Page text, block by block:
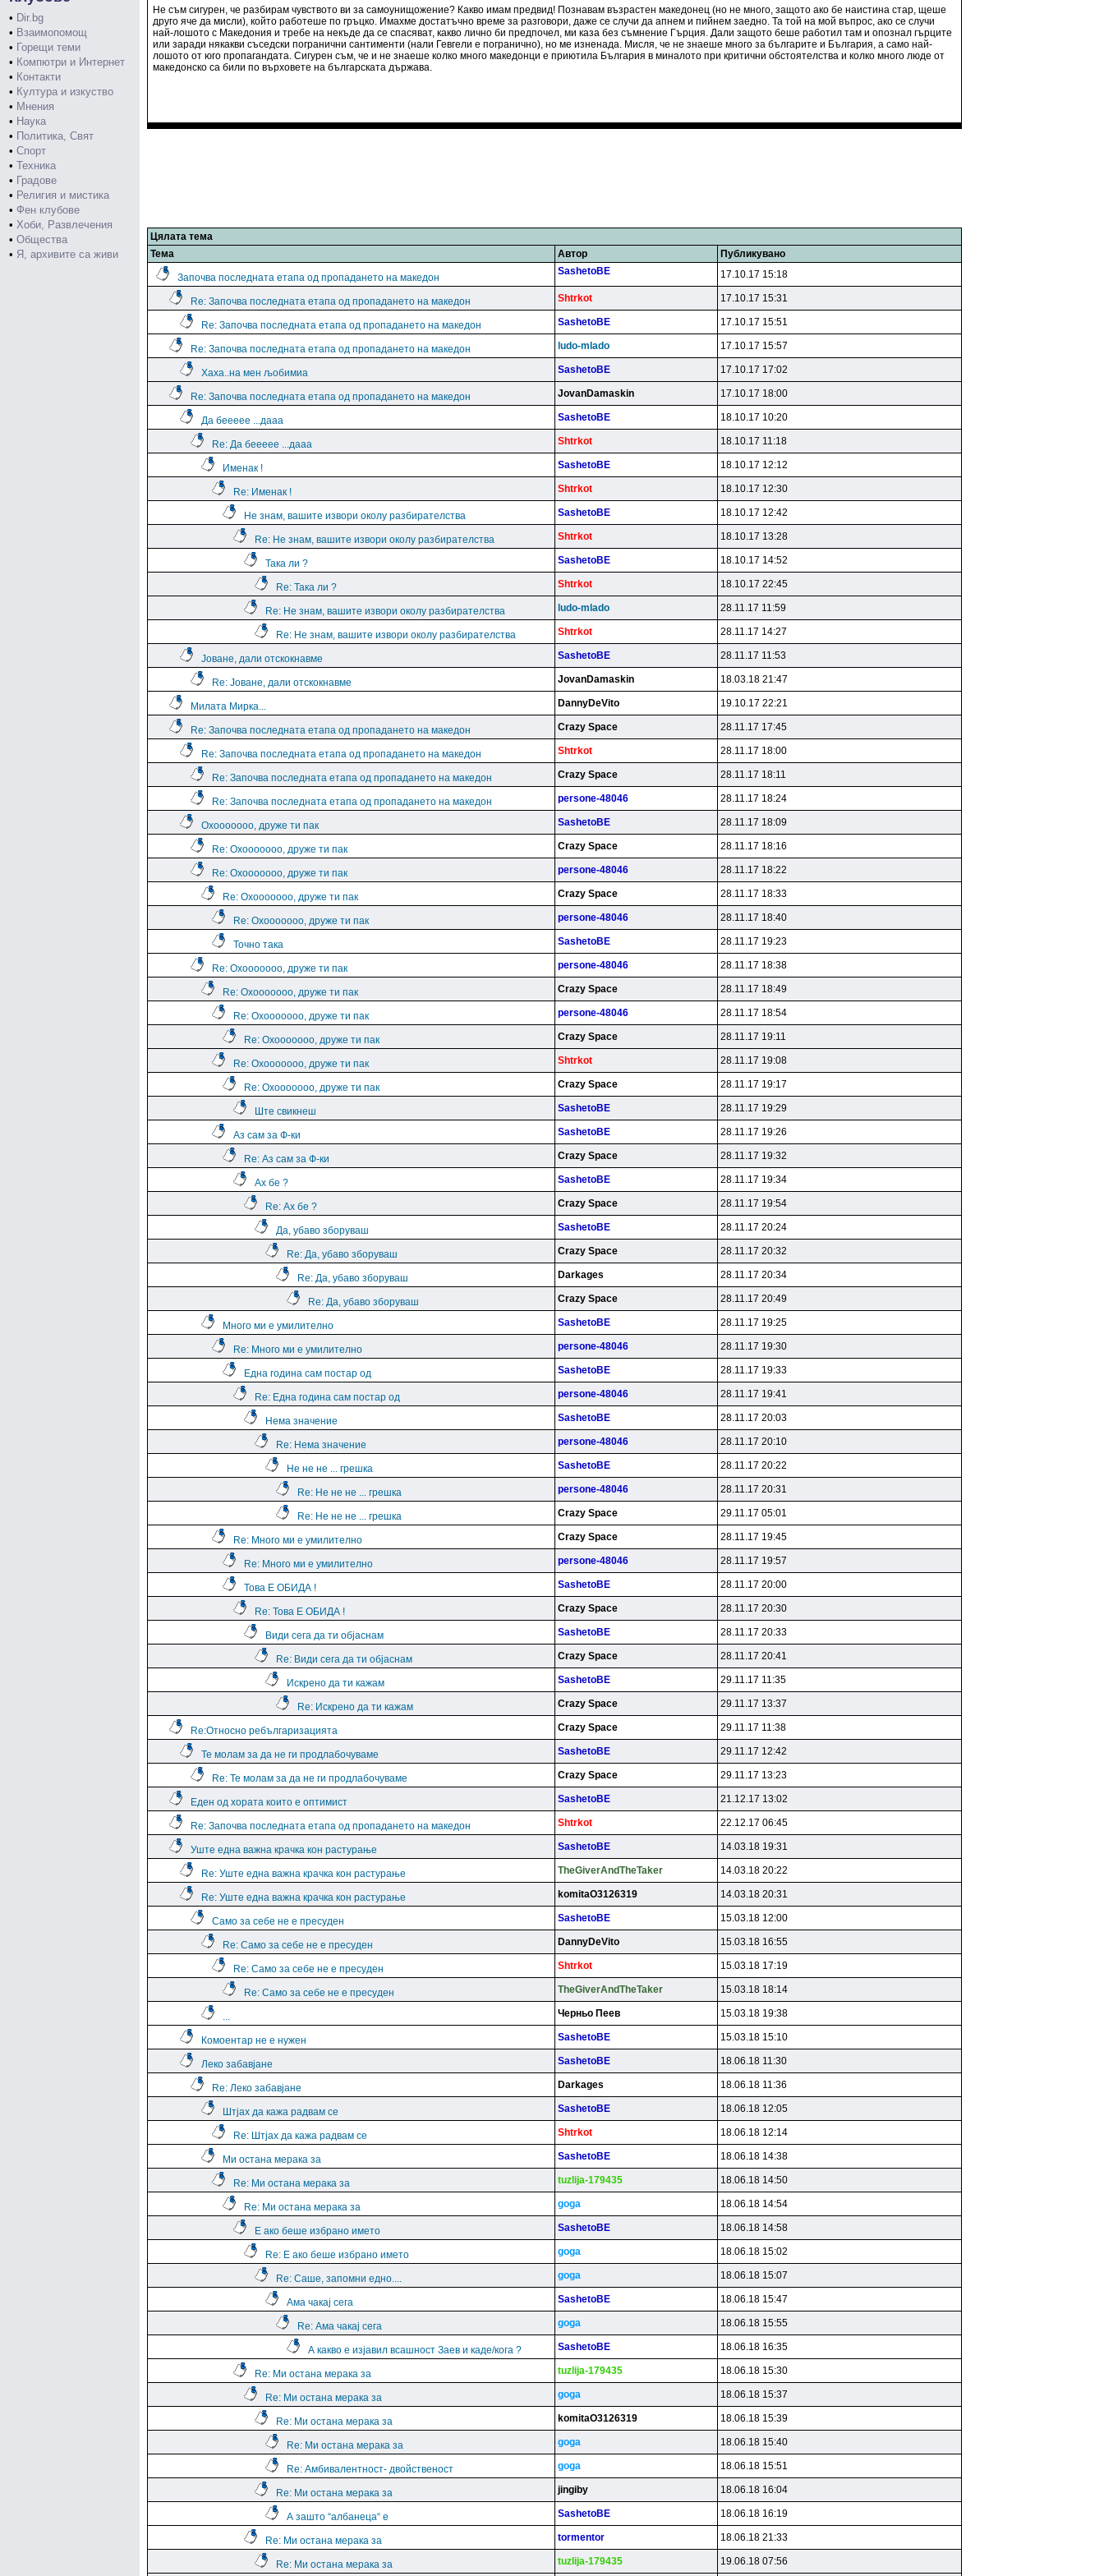
• Dir.bg
• Взаимопомощ
• Горещи теми
• Компютри и Интернет
• Контакти
• Култура и изкуство
• Мнения
• Наука
• Политика, Свят
• Спорт
• Техника
• Градове
• Религия и мистика
• Фен клубове
• Хоби, Развлечения
• Общества
• Я, архивите са живи
Не съм сигурен, че разбирам чувството ви за самоунищожение? Какво имам предвид! Познавам възрастен македонец (но не много, защото ако бе наистина стар, щеше
друго яче да мисли), който работеше по гръцко. Имахме достатъчно време за разговори, даже се случи да апнем и пийнем заедно. Та той на мой въпрос, ако се случи
най-лошото с Македония и требе на некъде да се спасяват, какво лично би предпочел, ми каза без съмнение Гърция. Дали защото беше работил там и опознал гърците
или заради някакви съседски погранични сантименти (нали Гевгели е погранично), но ме изненада. Мисля, че не знаеше много за българите и България, а само най-
лошото от юго пропагандата. Сигурен съм, че и не знаеше колко много македонци е приютила България в миналото при критични обстоятелства и колко много люде от
македонско са били по върховете на българската държава.
Цялата тема
Тема
Автор Публикувано
Започва последната етапа од пропадането на македон
SashetoBE 17.10.17 15:18
Re: Започва последната етапа од пропадането на македон Shtrkot 17.10.17 15:31
Re: Започва последната етапа од пропадането на македон SashetoBE 17.10.17 15:51
Re: Започва последната етапа од пропадането на македон ludo-mlado 17.10.17 15:57
Хаха..на мен љобимиа SashetoBE 17.10.17 17:02
Re: Започва последната етапа од пропадането на македон JovanDamaskin 17.10.17 18:00
Да беееее ...дааа SashetoBE 18.10.17 10:20
Re: Да беееее ...дааа Shtrkot 18.10.17 11:18
Именак ! SashetoBE 18.10.17 12:12
Re: Именак ! Shtrkot 18.10.17 12:30
Не знам, вашите извори околу разбирателства SashetoBE 18.10.17 12:42
Re: Не знам, вашите извори околу разбирателства Shtrkot 18.10.17 13:28
Така ли ? SashetoBE 18.10.17 14:52
Re: Така ли ? Shtrkot 18.10.17 22:45
Re: Не знам, вашите извори околу разбирателства ludo-mlado 28.11.17 11:59
Re: Не знам, вашите извори околу разбирателства Shtrkot 28.11.17 14:27
Јоване, дали отскокнавме SashetoBE 28.11.17 11:53
Re: Јоване, дали отскокнавме JovanDamaskin 18.03.18 21:47
Милата Мирка... DannyDeVito 19.10.17 22:21
Re: Започва последната етапа од пропадането на македон Crazy Space 28.11.17 17:45
Re: Започва последната етапа од пропадането на македон Shtrkot 28.11.17 18:00
Re: Започва последната етапа од пропадането на македон Crazy Space 28.11.17 18:11
Re: Започва последната етапа од пропадането на македон persone-48046 28.11.17 18:24
Охооооооо, друже ти пак SashetoBE 28.11.17 18:09
Re: Охооооооо, друже ти пак Crazy Space 28.11.17 18:16
Re: Охооооооо, друже ти пак persone-48046 28.11.17 18:22
Re: Охооооооо, друже ти пак Crazy Space 28.11.17 18:33
Re: Охооооооо, друже ти пак persone-48046 28.11.17 18:40
Точно така SashetoBE 28.11.17 19:23
Re: Охооооооо, друже ти пак persone-48046 28.11.17 18:38
Re: Охооооооо, друже ти пак Crazy Space 28.11.17 18:49
Re: Охооооооо, друже ти пак persone-48046 28.11.17 18:54
Re: Охооооооо, друже ти пак Crazy Space 28.11.17 19:11
Re: Охооооооо, друже ти пак Shtrkot 28.11.17 19:08
Re: Охооооооо, друже ти пак Crazy Space 28.11.17 19:17
Ште свикнеш SashetoBE 28.11.17 19:29
Аз сам за Ф-ки SashetoBE 28.11.17 19:26
Re: Аз сам за Ф-ки Crazy Space 28.11.17 19:32
Ах бе ? SashetoBE 28.11.17 19:34
Re: Ах бе ? Crazy Space 28.11.17 19:54
Да, убаво зборуваш SashetoBE 28.11.17 20:24
Re: Да, убаво зборуваш Crazy Space 28.11.17 20:32
Re: Да, убаво зборуваш Darkages 28.11.17 20:34
Re: Да, убаво зборуваш Crazy Space 28.11.17 20:49
Много ми е умилително SashetoBE 28.11.17 19:25
Re: Много ми е умилително persone-48046 28.11.17 19:30
Една година сам постар од SashetoBE 28.11.17 19:33
Re: Една година сам постар од persone-48046 28.11.17 19:41
Нема значение SashetoBE 28.11.17 20:03
Re: Нема значение persone-48046 28.11.17 20:10
Не не не ... грешка SashetoBE 28.11.17 20:22
Re: Не не не ... грешка persone-48046 28.11.17 20:31
Re: Не не не ... грешка Crazy Space 29.11.17 05:01
Re: Много ми е умилително Crazy Space 28.11.17 19:45
Re: Много ми е умилително persone-48046 28.11.17 19:57
Това Е ОБИДА ! SashetoBE 28.11.17 20:00
Re: Това Е ОБИДА ! Crazy Space 28.11.17 20:30
Види сега да ти објаснам SashetoBE 28.11.17 20:33
Re: Види сега да ти објаснам Crazy Space 28.11.17 20:41
Искрено да ти кажам SashetoBE 29.11.17 11:35
Re: Искрено да ти кажам Crazy Space 29.11.17 13:37
Re:Относно ребългаризацията Crazy Space 29.11.17 11:38
Те молам за да не ги продлабочуваме SashetoBE 29.11.17 12:42
Re: Те молам за да не ги продлабочуваме Crazy Space 29.11.17 13:23
Еден од хората които е оптимист SashetoBE 21.12.17 13:02
Re: Започва последната етапа од пропадането на македон Shtrkot 22.12.17 06:45
Уште една важна крачка кон растурање SashetoBE 14.03.18 19:31
Re: Уште една важна крачка кон растурање TheGiverAndTheTaker 14.03.18 20:22
Re: Уште една важна крачка кон растурање komitaO3126319 14.03.18 20:31
Само за себе не е пресуден SashetoBE 15.03.18 12:00
Re: Само за себе не е пресуден DannyDeVito 15.03.18 16:55
Re: Само за себе не е пресуден Shtrkot 15.03.18 17:19
Re: Само за себе не е пресуден TheGiverAndTheTaker 15.03.18 18:14
... Чepньo Пeeв 15.03.18 19:38
Комоентар не е нужен SashetoBE 15.03.18 15:10
Леко забавјане SashetoBE 18.06.18 11:30
Re: Леко забавјане Darkages 18.06.18 11:36
Штјах да кажа радвам се SashetoBE 18.06.18 12:05
Re: Штјах да кажа радвам се Shtrkot 18.06.18 12:14
Ми остана мерака за SashetoBE 18.06.18 14:38
Re: Ми остана мерака за tuzlija-179435 18.06.18 14:50
Re: Ми остана мерака за goga 18.06.18 14:54
Е ако беше избрано името SashetoBE 18.06.18 14:58
Re: Е ако беше избрано името goga 18.06.18 15:02
Re: Саше, запомни едно.... goga 18.06.18 15:07
Ама чакај сега SashetoBE 18.06.18 15:47
Re: Ама чакај сега goga 18.06.18 15:55
А какво е изјавил всашност Заев и каде/кога ? SashetoBE 18.06.18 16:35
Re: Ми остана мерака за tuzlija-179435 18.06.18 15:30
Re: Ми остана мерака за goga 18.06.18 15:37
Re: Ми остана мерака за komitaO3126319 18.06.18 15:39
Re: Ми остана мерака за goga 18.06.18 15:40
Re: Амбивалентност- двойственост goga 18.06.18 15:51
Re: Ми остана мерака за jingiby 18.06.18 16:04
А зашто “албанеца“ е SashetoBE 18.06.18 16:19
Re: Ми остана мерака за tormentor 18.06.18 21:33
Re: Ми остана мерака за tuzlija-179435 19.06.18 07:56